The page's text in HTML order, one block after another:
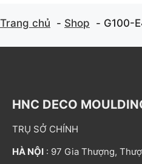
Trang chủ Shop G100-
HNC DECO
TRỤ SỞ CHÍNH
HÀ NỘI : 97 Gia Thượng,